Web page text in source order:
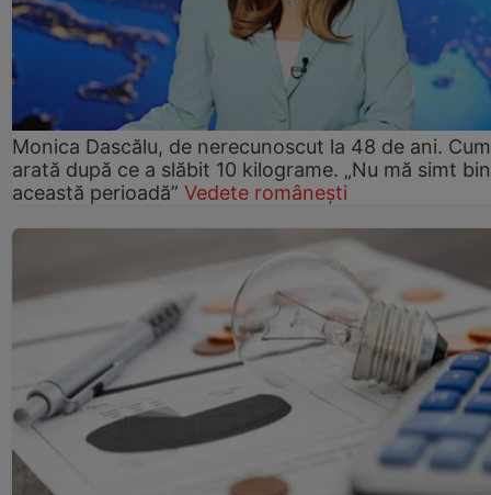
Monica Dascălu, de nerecunoscut la 48 de ani. Cum
arată după ce a slăbit 10 kilograme. „Nu mă simt
această perioadă” Vedete românești